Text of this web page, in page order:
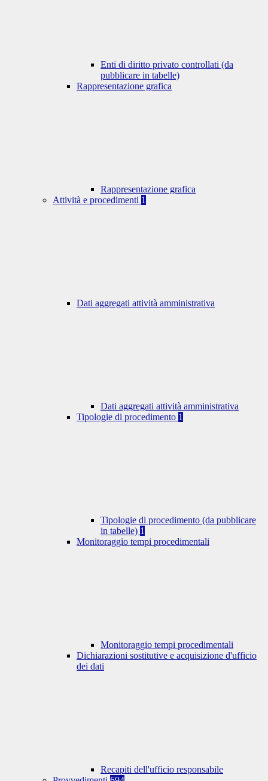
Enti di diritto privato controllati (da
pubblicare in tabelle)
Rappresentazione grafica
Rappresentazione grafica
Attività e procedimenti 1
Dati aggregati attività amministrativa
Dati aggregati attività amministrativa
Tipologie di procedimento 1
Tipologie di procedimento (da pubblicare
in tabelle) 1
Monitoraggio tempi procedimentali
Monitoraggio tempi procedimentali
Dichiarazioni sostitutive e acquisizione d'ufficio
dei dati
Recapiti dell'ufficio responsabile